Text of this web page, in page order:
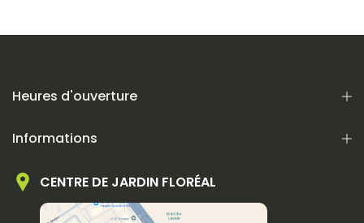
Heures d'ouverture
Informations
CENTRE DE JARDIN FLORÉAL